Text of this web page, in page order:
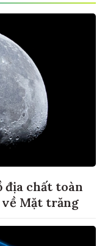
địa chất toàn
Mặt trăng